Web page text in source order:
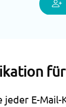
jeder E-